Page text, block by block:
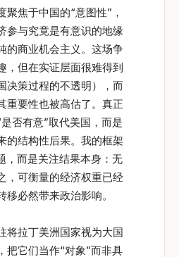
聚焦于中国的“意图性”，
参与究竟是有意识的地缘
的商业机会主义。这场争
，但在实证层面很难得到
决策过程的不透明），而
重要性也被高估了。真正
否有意”取代美国，而是
的结构性后果。我的框架
，而是关注结果本身：无
，可衡量的经济权重已经
必然带来政治影响。
将拉丁美洲国家视为大国
把它们当作“对象”而非具